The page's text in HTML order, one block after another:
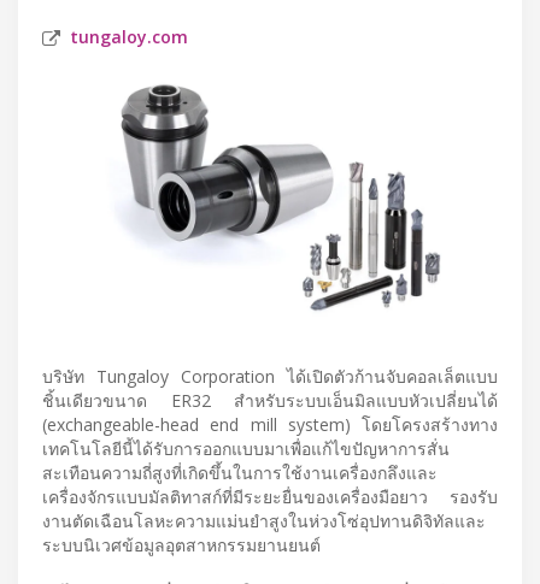
tungaloy.com
บริษัท Tungaloy Corporation ได้เปิดตัวก้านจับคอลเล็ตแบบ
ชิ้นเดียวขนาด ER32 สำหรับระบบเอ็นมิลแบบหัวเปลี่ยนได้
(exchangeable-head end mill system) โดยโครงสร้างทาง
เทคโนโลยีนี้ได้รับการออกแบบมาเพื่อแก้ไขปัญหาการสั่น
สะเทือนความถี่สูงที่เกิดขึ้นในการใช้งานเครื่องกลึงและ
เครื่องจักรแบบมัลติทาสก์ที่มีระยะยื่นของเครื่องมือยาว รองรับ
งานตัดเฉือนโลหะความแม่นยำสูงในห่วงโซ่อุปทานดิจิทัลและ
ระบบนิเวศข้อมูลอุตสาหกรรมยานยนต์